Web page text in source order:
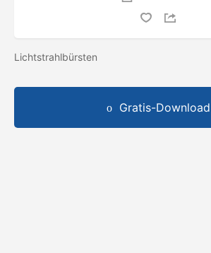
Lichtstrahlbürsten
Gratis-Download